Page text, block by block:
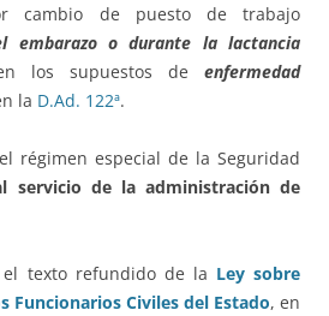
cambio de puesto de trabajo
embarazo o durante la lactancia
los supuestos de enfermedad
la D.Ad. 122ª.
régimen especial de la Seguridad
servicio de la administración de
el texto refundido de la Ley sobre
Funcionarios Civiles del Estado, en